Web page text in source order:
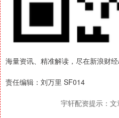
海量资讯、精准解读，尽在新浪财
责任编辑：刘万里 SF014
宇轩配资提示：文